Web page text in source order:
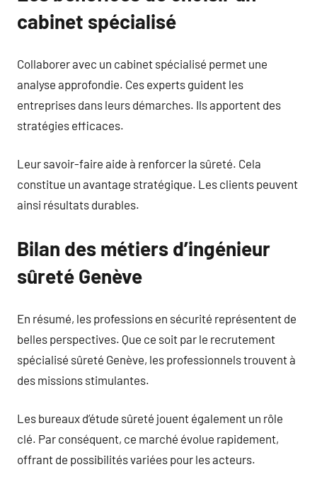
cabinet spécialisé
Collaborer avec un cabinet spécialisé permet une
analyse approfondie. Ces experts guident les
entreprises dans leurs démarches. Ils apportent des
stratégies efficaces.
Leur savoir-faire aide à renforcer la sûreté. Cela
constitue un avantage stratégique. Les clients peuvent
ainsi résultats durables.
Bilan des métiers d’ingénieur
sûreté Genève
En résumé, les professions en sécurité représentent de
belles perspectives. Que ce soit par le recrutement
spécialisé sûreté Genève, les professionnels trouvent à
des missions stimulantes.
Les bureaux d’étude sûreté jouent également un rôle
clé. Par conséquent, ce marché évolue rapidement,
offrant de possibilités variées pour les acteurs.